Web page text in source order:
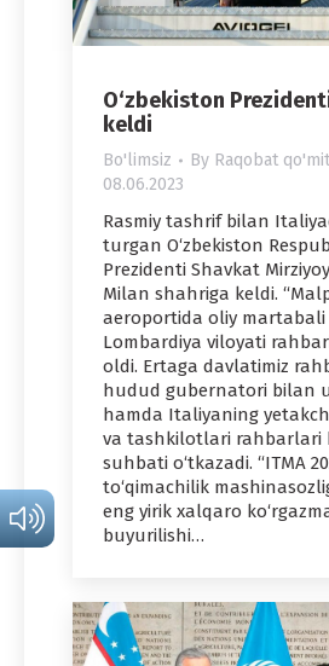
O‘zbekiston
keldi
Bo'limsiz By Raqobat
08.06.2023
Rasmiy tashrif bilan
turgan O‘zbekiston
Prezidenti Shavkat
Milan shahriga keldi.
aeroportida oliy
Lombardiya viloyati
oldi. Ertaga davlatimiz
hudud gubernatori bilan
hamda Italiyaning
va tashkilotlari rahbarlari
suhbati o‘tkazadi. “ITMA
to‘qimachilik
eng yirik xalqaro
buyurilishi…